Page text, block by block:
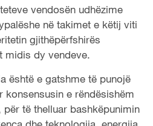
vendosën udhëzime
në takimet e këtij viti
gjithëpërfshirës
midis dy vendeve.
është e gatshme të punojë
konsensusin e rëndësishëm
të thelluar bashkëpunimin